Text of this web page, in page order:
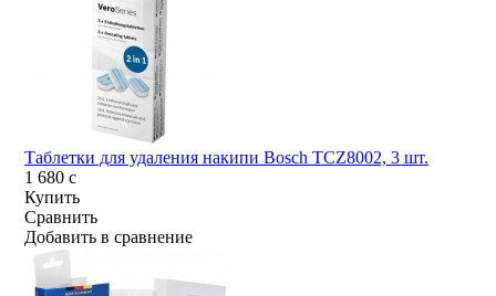
Таблетки для удаления накипи Bosch TCZ8002, 3 шт.
1 680c
Купить
Сравнить
Добавить в сравнение